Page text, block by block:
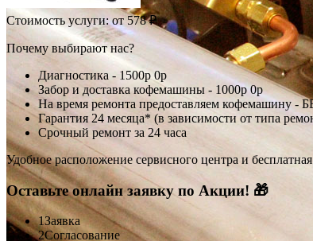
Стоимость услуги:от 578 ₽
Почему выбирают нас?
Диагностика - 1500р 0р
Забор и доставка кофемашины - 1000р0р
На время ремонта предоставляем кофемашину
Гарантия 24 месяца* (в зависимости от типа
Срочный ремонт за 24 часа
Удобное расположение сервисного центра и
Оставьте онлайн заявку по Акции! 🎁
1Заявка
2Согласование